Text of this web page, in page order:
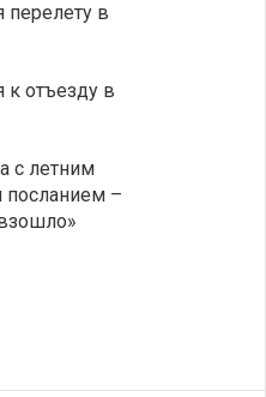
перелету в
к отъезду в
с летним
–